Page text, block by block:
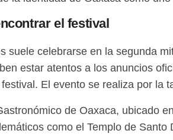
el festival
suele celebrarse en la segunda
estar atentos a los anuncios
El evento se realiza por la
de Oaxaca, ubicado
como el Templo de